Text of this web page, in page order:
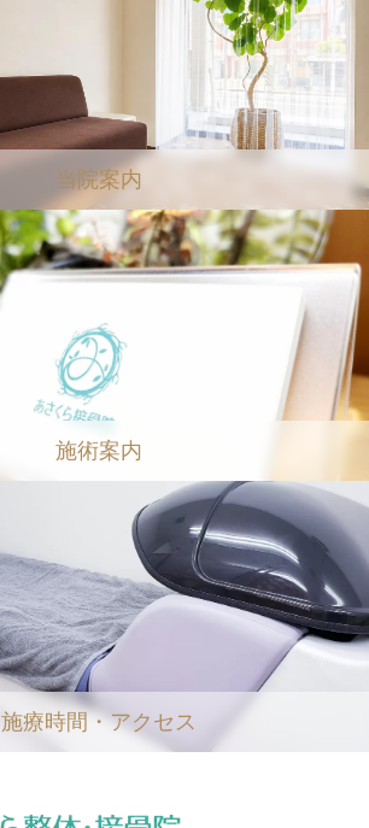
当院案内
施術案内
施療時間・アクセス